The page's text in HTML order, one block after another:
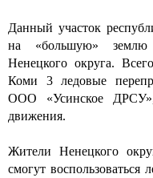
Данный участок
на «большую» землю
Ненецкого округа.
Коми 3 ледовые
ООО «Усинское
движения.
Жители Ненецкого
смогут воспользоваться